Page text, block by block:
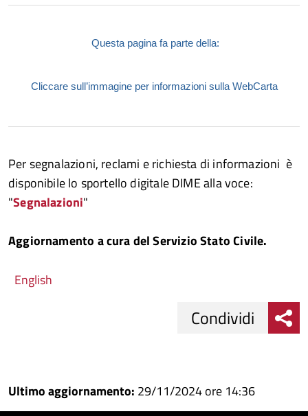
Questa pagina fa parte della:
Cliccare sull’immagine per informazioni sulla WebCarta
Per segnalazioni, reclami e richiesta di informazioni è
disponibile lo sportello digitale DIME alla voce:
"Segnalazioni"
Aggiornamento a cura del Servizio Stato Civile.
English
su
Condividi
Condividi
Ultimo aggiornamento: 29/11/2024 ore 14:36